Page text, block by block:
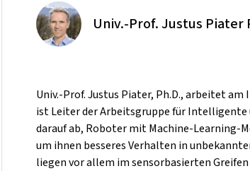
Univ.-Prof. Justus Piater
Univ.-Prof. Justus Piater, Ph.D., arbeitet
ist Leiter der Arbeitsgruppe für Intelligente
darauf ab, Roboter mit Machine-Learning-
um ihnen besseres Verhalten in
liegen vor allem im sensorbasierten